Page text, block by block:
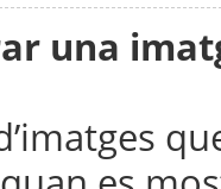
una